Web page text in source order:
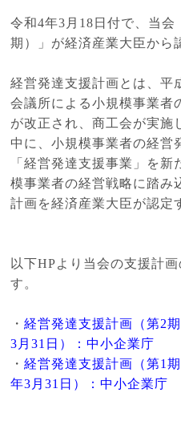
令和4年3月18日付で、当
期）」が経済産業大臣から
経営発達支援計画とは、平
会議所による小規模事業者
が改正され、商工会が実施
中に、小規模事業者の経営
「経営発達支援事業」を
模事業者の経営戦略に踏み
計画を経済産業大臣が認定
以下HPより当会の支援計
す。
・経営発達支援計画（第2
3月31日）：中小企業庁
・経営発達支援計画（第1
年3月31日）：中小企業庁